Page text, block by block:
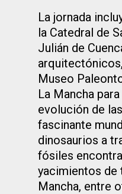
La jornada
la Catedral de
Julián de
Museo
La Mancha
evolución de
fascinante
dinosaurios a
fósiles
yacimientos de
Mancha, entre